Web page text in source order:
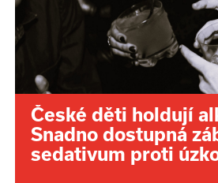
České děti holdují
Snadno dostupná
sedativum proti